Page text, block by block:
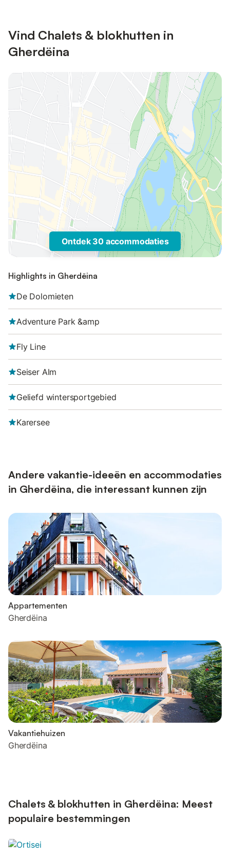
Vind Chalets & blokhutten in
Gherdëina
Ontdek 30 accommodaties
Highlights in Gherdëina
De Dolomieten
Adventure Park &amp
Fly Line
Seiser Alm
Geliefd wintersportgebied
Karersee
Andere vakantie-ideeën en accommodaties
in Gherdëina, die interessant kunnen zijn
Appartementen
Gherdëina
Vakantiehuizen
Gherdëina
Chalets & blokhutten in Gherdëina: Meest
populaire bestemmingen